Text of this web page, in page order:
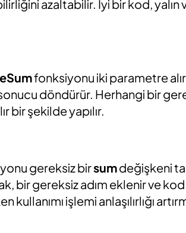
azaltabilir. İyi bir kod, yalın
fonksiyonu iki parametre
döndürür. Herhangi bir
bir şekilde yapılır.
gereksiz birsumdeğişkeni
bir gereksiz adım eklenir ve
işlemi anlaşılırlığı